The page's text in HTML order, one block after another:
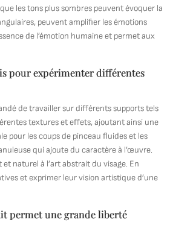
les tons plus sombres peuvent évoquer la
peuvent amplifier les émotions
de l’émotion humaine et permet aux
pour expérimenter différentes
de travailler sur différents supports tels
textures et effets, ajoutant ainsi une
pour les coups de pinceau fluides et les
qui ajoute du caractère à l’œuvre.
naturel à l’art abstrait du visage. En
et exprimer leur vision artistique d’une
permet une grande liberté